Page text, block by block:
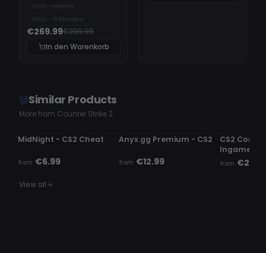
€269.99€299.99
In den Warenkorb
Similar Products
More from Counter Strike 2
UNDETECTED
MidNight - CS2 Cheat
from €6.99
Anyx.gg Premium - CS2
from €12.99
CS2
Ingame
from €2.99
View all